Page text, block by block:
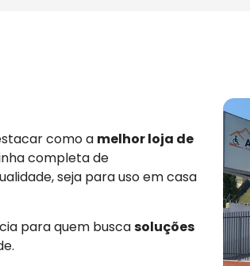
como a melhor loja de
completa de
seja para uso em casa
para quem buscasoluções